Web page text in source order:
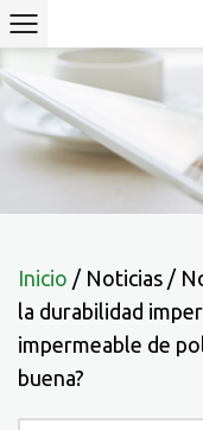
Inicio / Noticias /
la durabilidad
impermeable de
buena?